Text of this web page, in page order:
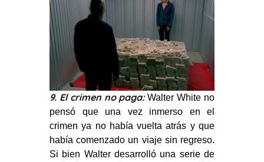
9. El crimen no paga:Walter White no
pensó que una vez inmerso en el
crimen ya no había vuelta atrás y que
había comenzado un viaje sin regreso.
Si bien Walter desarrolló una serie de